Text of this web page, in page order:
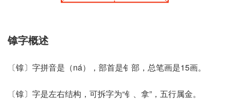
镎字概述
〔镎〕字拼音是（ná），部首是钅部，总笔画是15画。
〔镎〕字是左右结构，可拆字为“钅、拿”，五行属金。